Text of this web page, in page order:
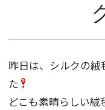
昨日は、シルクの
た
どこも素晴らしい絨